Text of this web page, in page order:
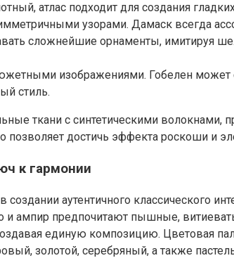
атлас подходит для создания
узорами. Дамаск всегда
сложнейшие орнаменты, имитируя
изображениями. Гобелен
стиль.
ткани с синтетическими волокнами,
позволяет достичь эффекта роскоши и
к гармонии
аутентичного классического
ампир предпочитают пышные,
единую композицию. Цветовая
золотой, серебряный, а также